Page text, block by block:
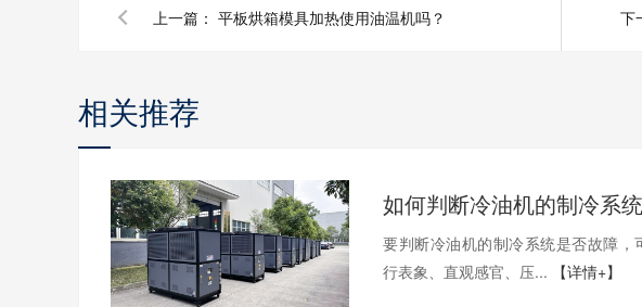
上一篇： 平板烘箱模具加热使用油温机吗？ 下
相关推荐
要判断冷油机的制冷系统是否故障，
行表象、直观感官、压...
【详情+】